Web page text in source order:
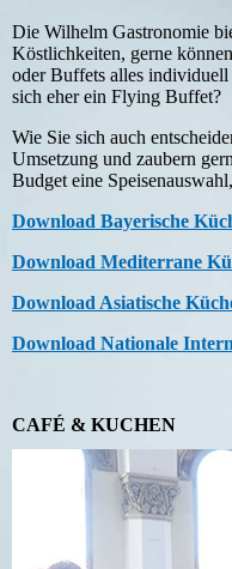
Die Wilhelm Gastronomie
Köstlichkeiten, gerne
oder Buffets alles individuell
sich eher ein Flying Buffet?
Wie Sie sich auch
Umsetzung und zaubern
Budget eine
Download Bayerische
Download Mediterrane
Download Asiatische
Download Nationale
CAFÉ & KUCHEN